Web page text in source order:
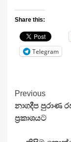
Share this:
Telegram
Continue
Previous
නාගදීප පුරාණ
ප්‍රකාශයට